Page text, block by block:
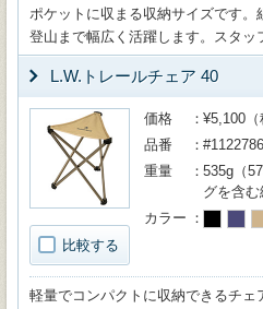
ポケットに収まる収納サイズです。
登山まで幅広く活躍します。スタッ
L.W.トレールチェア 40
比較する
価格
¥5,100（
品番
#1122786
重量
535g（
グを含む
カラー
軽量でコンパクトに収納できるチ